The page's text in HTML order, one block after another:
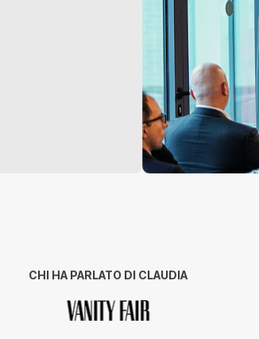
CHI HA PARLATO DI CLAUDIA